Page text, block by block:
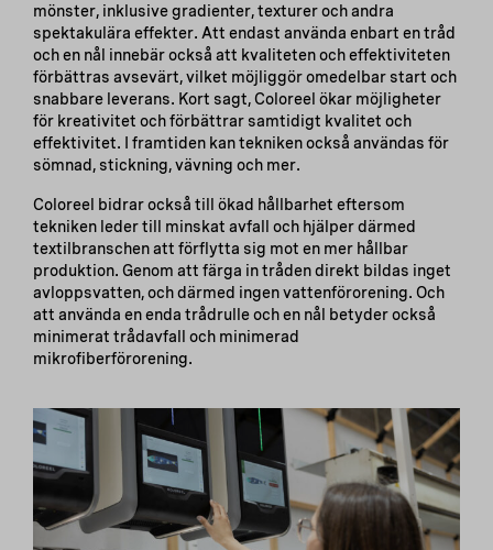
mönster, inklusive gradienter, texturer och andra
spektakulära effekter. Att endast använda enbart en tråd
och en nål innebär också att kvaliteten och effektiviteten
förbättras avsevärt, vilket möjliggör omedelbar start och
snabbare leverans. Kort sagt, Coloreel ökar möjligheter
för kreativitet och förbättrar samtidigt kvalitet och
effektivitet. I framtiden kan tekniken också användas för
sömnad, stickning, vävning och mer.
Coloreel bidrar också till ökad hållbarhet eftersom
tekniken leder till minskat avfall och hjälper därmed
textilbranschen att förflytta sig mot en mer hållbar
produktion. Genom att färga in tråden direkt bildas inget
avloppsvatten, och därmed ingen vattenförorening. Och
att använda en enda trådrulle och en nål betyder också
minimerat trådavfall och minimerad
mikrofiberförorening.